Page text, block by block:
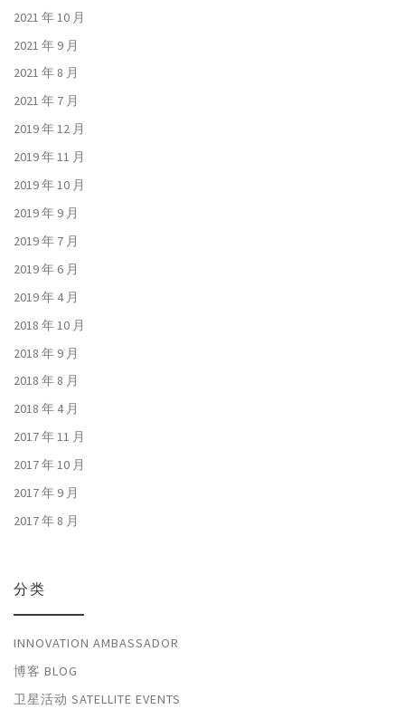
2021 年 10 月
2021 年 9 月
2021 年 8 月
2021 年 7 月
2019 年 12 月
2019 年 11 月
2019 年 10 月
2019 年 9 月
2019 年 7 月
2019 年 6 月
2019 年 4 月
2018 年 10 月
2018 年 9 月
2018 年 8 月
2018 年 4 月
2017 年 11 月
2017 年 10 月
2017 年 9 月
2017 年 8 月
分类
INNOVATION AMBASSADOR
博客 BLOG
卫星活动 SATELLITE EVENTS